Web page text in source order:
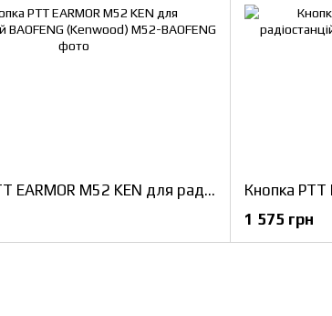
Кнопка PTT EARMOR M52 KEN для радіостанцій BAOFENG (Kenwood)
1 575 грн